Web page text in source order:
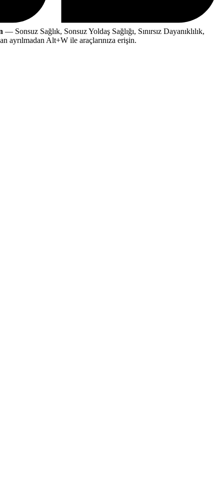
— Sonsuz Sağlık, Sonsuz Yoldaş Sağlığı, Sınırsız Dayanıklılık,
ayrılmadan Alt+W ile araçlarınıza erişin.